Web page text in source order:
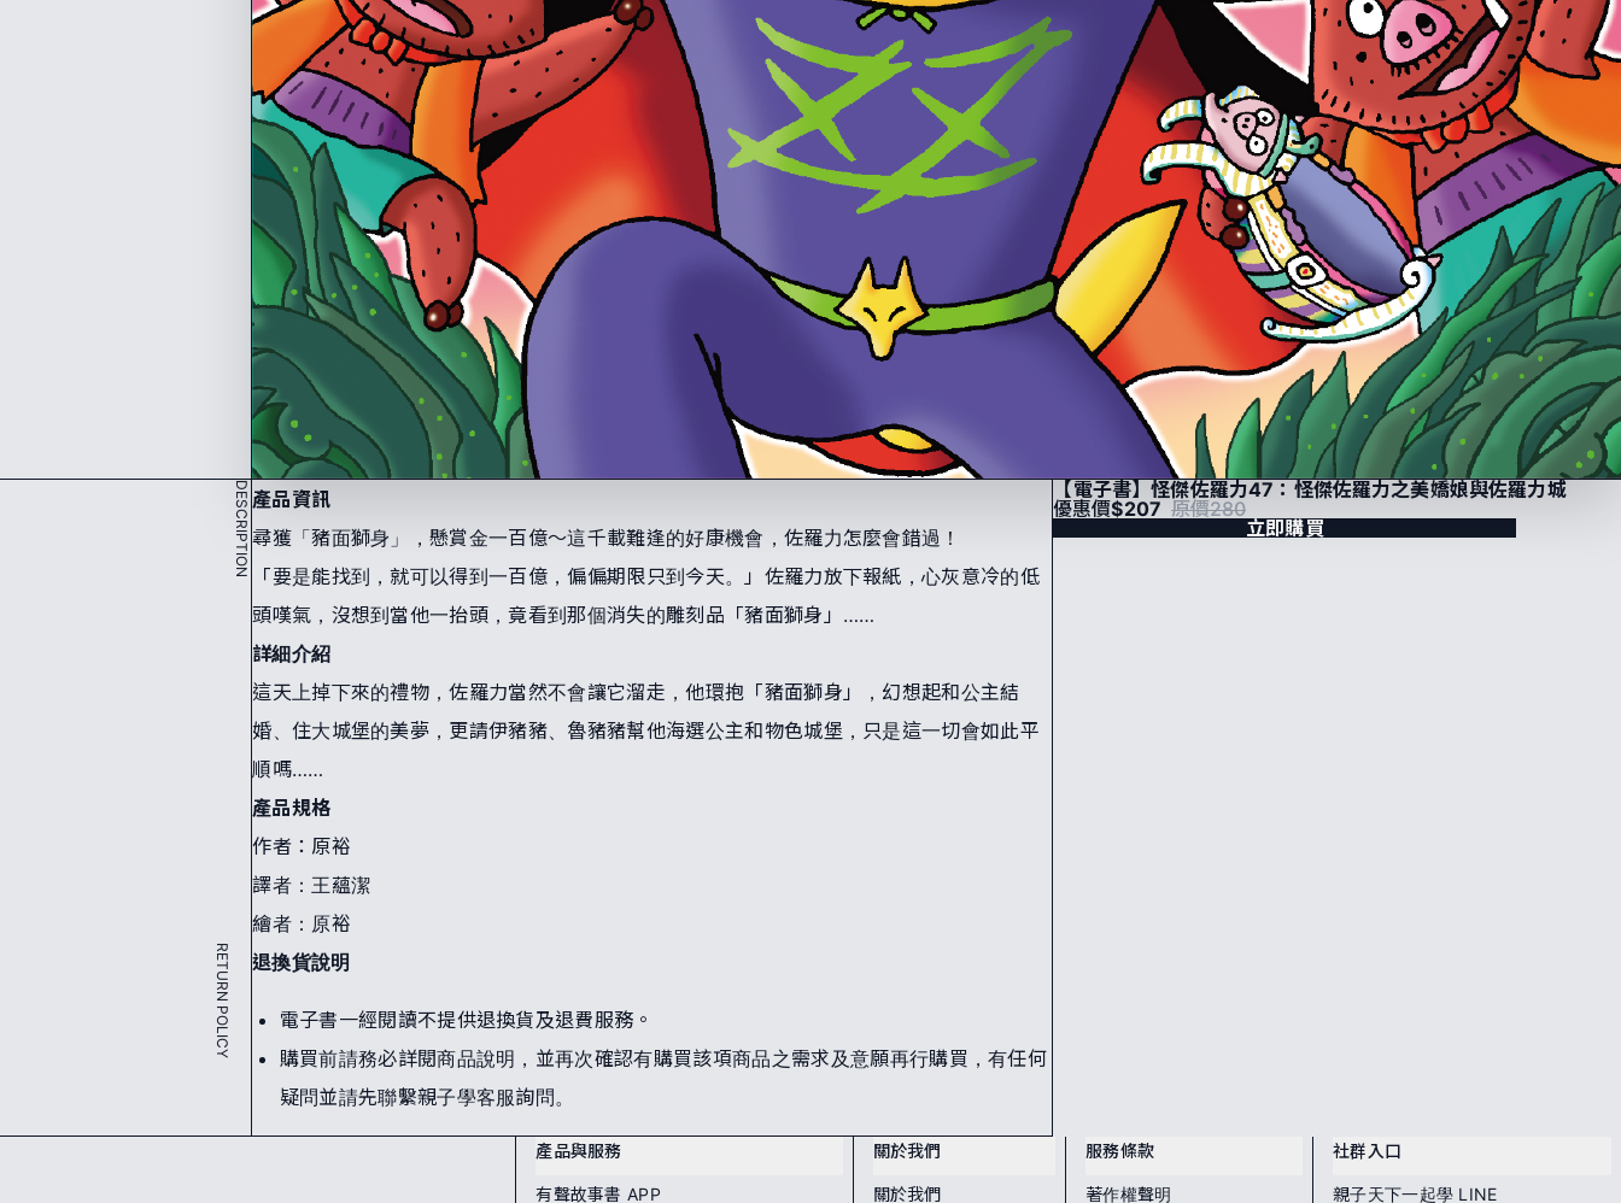
DESCRIPTION
【電子書】怪傑佐羅力47：怪傑佐羅力之美嬌娘與佐羅力城
優惠價$207 原價280
立即購買
產品資訊
尋獲「豬面獅身」，懸賞金一百億～這千載難逢的好康機會，佐羅力怎麼會錯過！
「要是能找到，就可以得到一百億，偏偏期限只到今天。」佐羅力放下報紙，心灰意冷的低
頭嘆氣，沒想到當他一抬頭，竟看到那個消失的雕刻品「豬面獅身」……
詳細介紹
這天上掉下來的禮物，佐羅力當然不會讓它溜走，他環抱「豬面獅身」，幻想起和公主結
婚、住大城堡的美夢，更請伊豬豬、魯豬豬幫他海選公主和物色城堡，只是這一切會如此平
順嗎……
產品規格
作者：原裕
譯者：王蘊潔
繪者：原裕
RETURN POLICY 退換貨說明
電子書一經閱讀不提供退換貨及退費服務。
購買前請務必詳閱商品說明，並再次確認有購買該項商品之需求及意願再行購買，有任何
疑問並請先聯繫親子學客服詢問。
產品與服務
有聲故事書 APP
關於我們
關於我們
服務條款
著作權聲明
社群入口
親子天下一起學 LINE